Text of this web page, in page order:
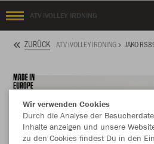
ATV iVOLLEY IRDNING
ZURÜCK ATV iVOLLEY IRDNING JAKO
Wir verwenden Cookies
Durch die Analyse der
Inhalte anzeigen und unsere
zu den Cookies findest Du in den